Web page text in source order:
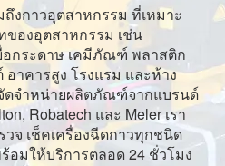
งกาวอุตสาหกรรม ที่เหมาะ
ของอุตสาหกรรม เช่น
อกระดาษ เคมีภัณฑ์ พลาสติก
อาคารสูง โรงแรม และห้าง
ดจำหน่ายผลิตภัณฑ์จากแบรนด์
Robatech และ Meler เรา
จ เช็คเครื่องฉีดกาวทุกชนิด
อมให้บริการตลอด 24 ชั่วโมง